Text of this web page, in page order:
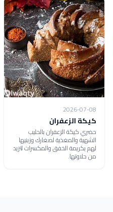
2026-07-08
كيكة الزعفران
حضري كيكة الزعفران بالحليب
الشهية والمغذية لصغارك وزينيها
لهم بكريمة الخفق والمكسرات لتزيد
من حلاوتها.